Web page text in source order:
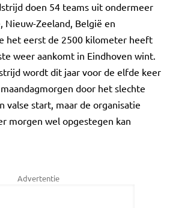
doen 54 teams uit ondermeer
Nieuw-Zeeland, België en
het eerst de 2500 kilometer heeft
weer aankomt in Eindhoven wint.
wordt dit jaar voor de elfde keer
door het slechte
valse start, maar de organisatie
morgen wel opgestegen kan
Advertentie